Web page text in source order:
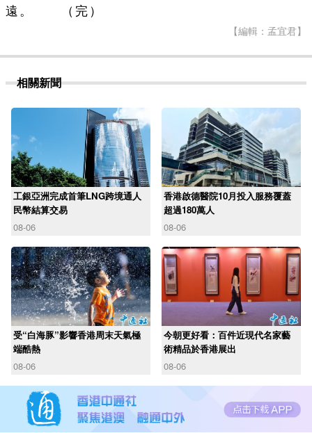
遠。 （完）
【編輯：孟宜君】
相關新聞
工銀亞洲完成首筆LNG跨境通人
民幣結算交易
08-06
香港啟德醫院10月投入服務覆蓋
超過180萬人
08-06
受“白海豚”影響香港周末天氣極
端酷熱
08-06
今朝更好看：百件近現代名家藝
術精品於香港展出
08-06